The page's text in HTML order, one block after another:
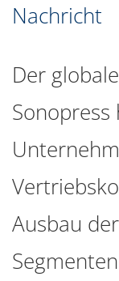
Nachricht
Der
Ausbau